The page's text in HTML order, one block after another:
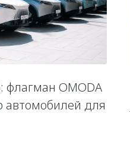
флагман OMODA
автомобилей для